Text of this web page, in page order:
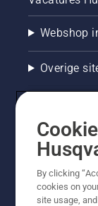
Webshop
Overige
By clicking
cookies on
site usage,